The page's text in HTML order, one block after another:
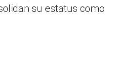
su estatus como